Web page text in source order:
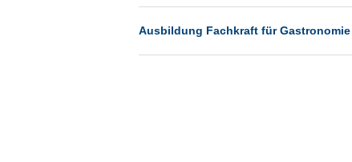
Ausbildung Fachkraft für Gastronomie